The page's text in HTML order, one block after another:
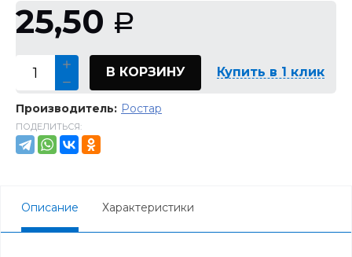
25,50 Р
В КОРЗИНУ Купить в 1 клик
Производитель: Ростар
ПОДЕЛИТЬСЯ:
Описание Характеристики